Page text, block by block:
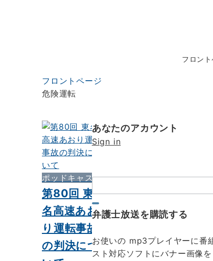
フロン
フロントページ
危険運転
ポッドキャスト
第80回 東
名高速あお
り運転事故
の判決につ
あなたのアカウント
Sign in
検
索：
弁護士放送を購読する
お使いの mp3プレイヤーに番
スト対応ソフトにバナー画像